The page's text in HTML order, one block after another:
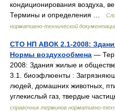
кондиционирования воздуха,
Термины и определения …
нормативно-технической
СТО НП АВОК 2.1-2008:
Нормы воздухообмена —
2008: Здания жилые и
3.1. биоэфлюенты :
людей, домашних животных,
углекислый газ, твердые
справочник терминов нормативно-